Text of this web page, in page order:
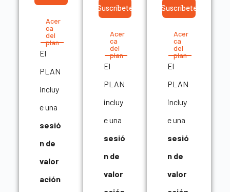
Acer
ca
del
plan
El
PLAN
incluy
e una
sesió
n de
valor
ación
Suscríbete
Acer
ca
del
plan
El
PLAN
incluy
e una
sesió
n de
valor
Suscríbete
Acer
ca
del
plan
El
PLAN
incluy
e una
sesió
n de
valor